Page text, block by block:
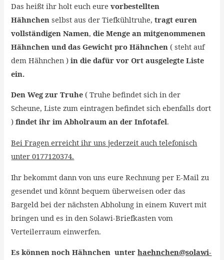
Das heißt ihr holt euch eurevorbestellten
Hähnchen selbst aus der Tiefkühltruhe,tragt euren
vollständigen Namen,die Menge an mitgenommenen
Hähnchen und das Gewicht pro Hähnchen( steht auf
dem Hähnchen )in die dafür vor Ort ausgelegte Liste
ein.
Den Weg zur Truhe( Truhe befindet sich in der
Scheune, Liste zum eintragen befindet sich ebenfalls dort
)findet ihr im Abholraum an der Infotafel.
Bei Fragen erreicht ihr uns jederzeit auch telefonisch
unter 0177120374.
Ihr bekommt dann von uns eure Rechnung per E-Mail zu
gesendet und könnt bequem überweisen oder das
Bargeld bei der nächsten Abholung in einem Kuvert mit
bringen und es in den Solawi-Briefkasten vom
Verteilerraum einwerfen.
Es können noch Hähnchen unterhaehnchen@solawi-